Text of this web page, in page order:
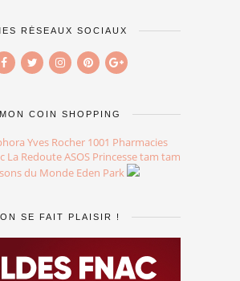
RÉSEAUX SOCIAUX
MON COIN SHOPPING
Yves Rocher 1001 Pharmacies
La RedouteASOS Princesse tam tam
du Monde Eden Park
ON SE FAIT PLAISIR !